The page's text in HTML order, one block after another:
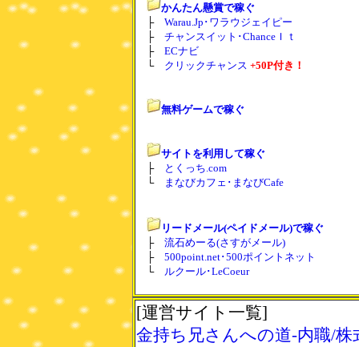
かんたん懸賞で稼ぐ
├ Warau.Jp･ワラウジェイピー
├ チャンスイット･ChanceＩｔ
├ ECナビ
└ クリックチャンス +50P付き！
無料ゲームで稼ぐ
サイトを利用して稼ぐ
├
とくっち.com
└
まなびカフェ･まなびCafe
リードメール(ペイドメール)で稼ぐ
├ 流石めーる(さすがメール)
├ 500point.net･500ポイントネット
└
ルクール･LeCoeur
[運営サイト一覧]
金持ち兄さんへの道-内職/株